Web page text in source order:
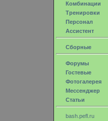
Комбинации
Тренировки
Персонал
Ассистент
Сборные
Форумы
Гостевые
Фотогалерея
Мессенджер
Статьи
bash.pefl.ru